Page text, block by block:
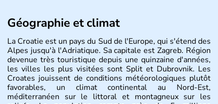
Géographie et climat
La Croatie est un pays du Sud de l'Europe, qui s'étend des
Alpes jusqu'à l'Adriatique. Sa capitale est Zagreb. Région
devenue très touristique depuis une quinzaine d'années,
les villes les plus visitées sont Split et Dubrovnik. Les
Croates jouissent de conditions météorologiques plutôt
favorables, un climat continental au Nord-Est,
méditerranéen sur le littoral et montagneux sur les